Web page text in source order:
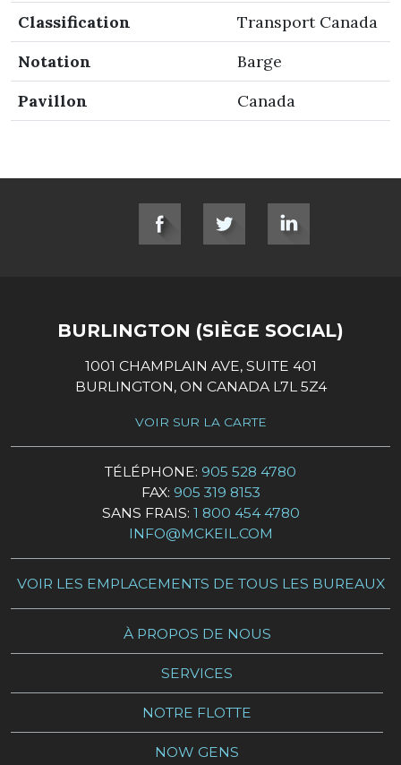
Classification
Transport Canada
Notation
Barge
Pavillon
Canada
SOCIAL LINKS
BURLINGTON (SIÈGE SOCIAL)
1001 CHAMPLAIN AVE, SUITE 401
BURLINGTON, ON CANADA L7L 5Z4
VOIR SUR LA CARTE
TÉLÉPHONE: 905 528 4780
FAX: 905 319 8153
SANS FRAIS: 1 800 454 4780
INFO@MCKEIL.COM
VOIR LES EMPLACEMENTS DE TOUS LES BUREAUX
À PROPOS DE NOUS
SERVICES
NOTRE FLOTTE
NOW GENS